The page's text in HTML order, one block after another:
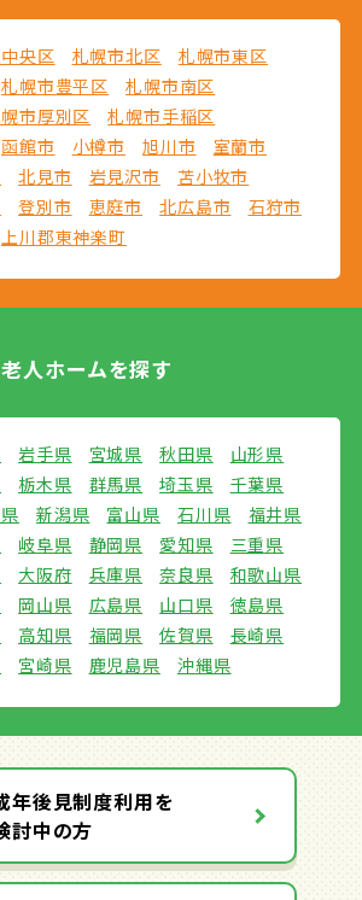
央区 札幌市北区
札幌市東区
札幌市豊平区
札幌市南区
市厚別区
札幌市手稲区
函館市 小樽市 旭川市
室蘭市
北見市 岩見沢市
苫小牧市
登別市 恵庭市 北広島市
石狩市
上川郡東神楽町
老人ホームを探す
岩手県 宮城県 秋田県
山形県
栃木県 群馬県 埼玉県
千葉県
新潟県 富山県 石川県
福井県
岐阜県 静岡県 愛知県
三重県
大阪府 兵庫県 奈良県
和歌山県
岡山県 広島県 山口県
徳島県
高知県 福岡県 佐賀県
長崎県
宮崎県 鹿児島県 沖縄県
年後見制度利用を
討中の方